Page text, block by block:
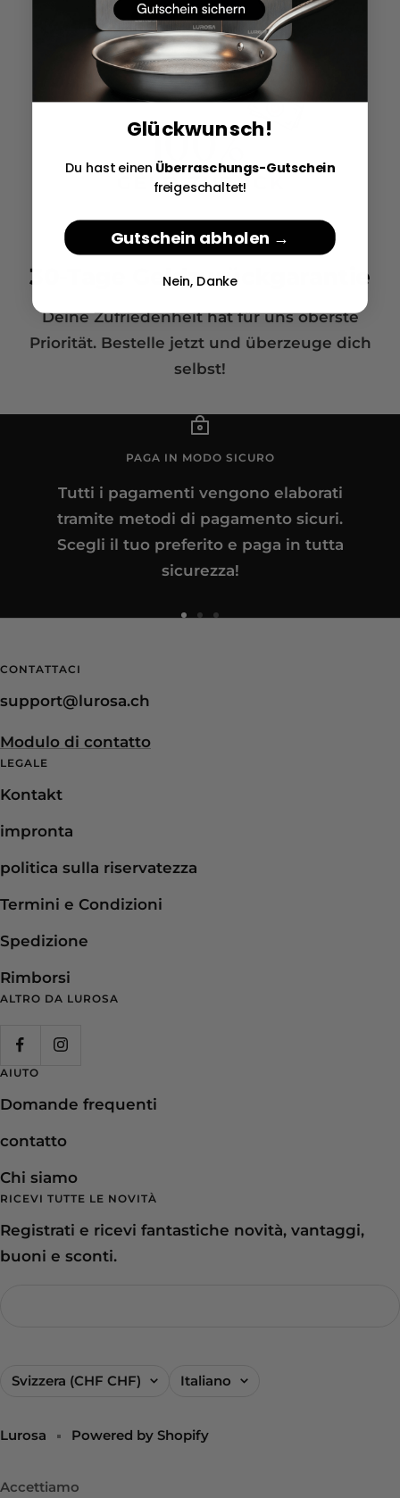
30-Tage Geldzurückgarantie
Deine Zufriedenheit hat für uns oberste
Priorität. Bestelle jetzt und überzeuge dich
selbst!
PAGA IN MODO SICURO
Tutti i pagamenti vengono elaborati
tramite metodi di pagamento sicuri.
Scegli il tuo preferito e paga in tutta
sicurezza!
CONTATTACI
support@lurosa.ch
Modulo di contatto
LEGALE
Kontakt
impronta
politica sulla riservatezza
Termini e Condizioni
Spedizione
Rimborsi
ALTRO DA LUROSA
AIUTO
Domande frequenti
contatto
Chi siamo
RICEVI TUTTE LE NOVITÀ
Registrati e ricevi fantastiche novità, vantaggi,
buoni e sconti.
Paese/Area
Svizzera (CHF CHF) Lingua
Italiano
Lurosa Powered by Shopify
Accettiamo
Glückwunsch!
Du hast einen Überraschungs-Gutschein
freigeschaltet!
Gutschein abholen →
Nein, Danke